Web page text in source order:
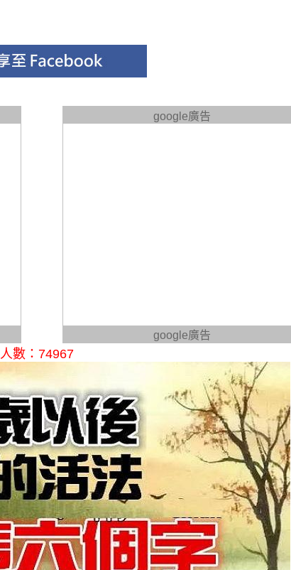
google廣告
google廣告
數：74967